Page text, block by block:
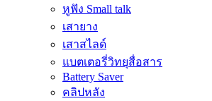
หูฟัง Small talk
เสายาง
เสาสไลด์
แบตเตอรี่วิทยุสื่อสาร
Battery Saver
คลิปหลัง